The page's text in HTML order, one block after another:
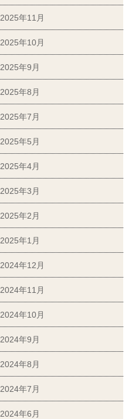
2025年11月
2025年10月
2025年9月
2025年8月
2025年7月
2025年5月
2025年4月
2025年3月
2025年2月
2025年1月
2024年12月
2024年11月
2024年10月
2024年9月
2024年8月
2024年7月
2024年6月